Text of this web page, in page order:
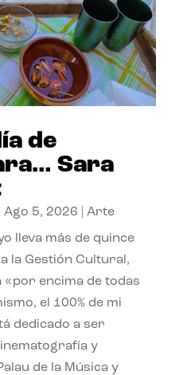
de
Sara
Ago 5, 2026 Arte
lleva más de quince
la Gestión Cultural,
«por encima de todas
el 100% de mi
dedicado a ser
y
de la Música y